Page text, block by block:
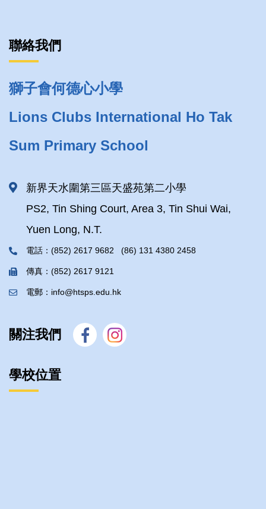
聯絡我們
獅子會何德心小學
Lions Clubs International Ho Tak
Sum Primary School
新界天水圍第三區天盛苑第二小學
PS2, Tin Shing Court, Area 3, Tin Shui Wai,
Yuen Long, N.T.
電話：(852) 2617 9682 (86) 131 4380 2458
傳真：(852) 2617 9121
電郵：info@htsps.edu.hk
關注我們
學校位置